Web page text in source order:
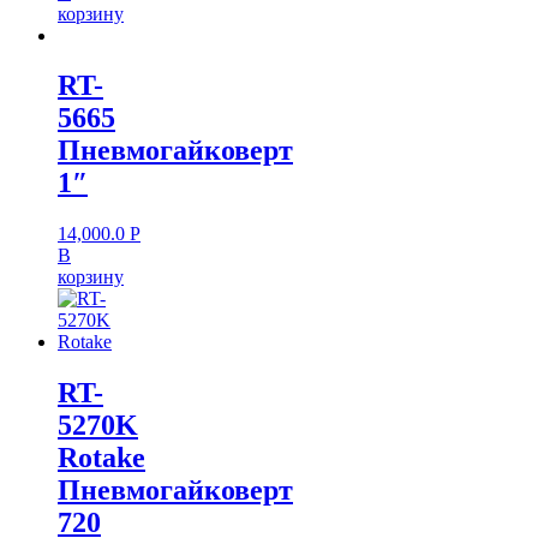
корзину
RT-
5665
Пневмогайковерт
1″
14,000.0 Р
В
корзину
RT-
5270K
Rotake
Пневмогайковерт
720